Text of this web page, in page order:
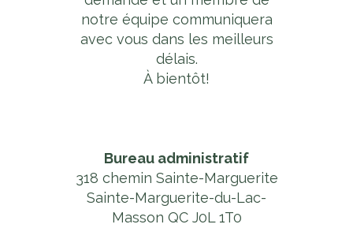
notre équipe communiquera
avec vous dans les meilleurs
délais.
À bientôt!
Bureau administratif
318 chemin Sainte-Marguerite
Sainte-Marguerite-du-Lac-
Masson QC J0L 1T0